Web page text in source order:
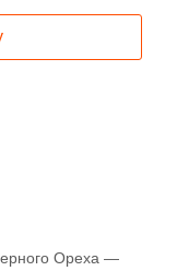
Ореха —